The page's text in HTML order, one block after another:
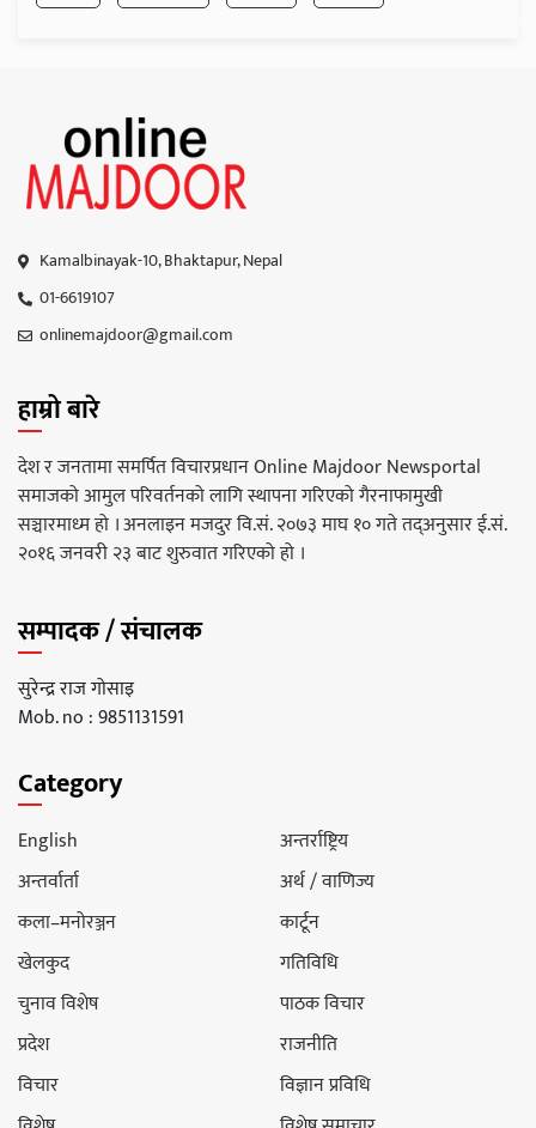
Kamalbinayak-10, Bhaktapur, Nepal
01-6619107
onlinemajdoor@gmail.com
हाम्रो बारे
देश र जनतामा समर्पित विचारप्रधान Online Majdoor Newsportal
समाजको आमुल परिवर्तनको लागि स्थापना गरिएको गैरनाफामुखी
सञ्चारमाध्म हो । अनलाइन मजदुर वि.सं. २०७३ माघ १० गते तद्अनुसार ई.सं.
२०१६ जनवरी २३ बाट शुरुवात गरिएको हो ।
सम्पादक / संचालक
सुरेन्द्र राज गोसाइ
Mob. no : 9851131591
Category
English
अन्तर्राष्ट्रिय
अन्तर्वार्ता
अर्थ / वाणिज्य
कला–मनोरञ्जन
कार्टून
खेलकुद
गतिविधि
चुनाव विशेष
पाठक विचार
प्रदेश
राजनीति
विचार
विज्ञान प्रविधि